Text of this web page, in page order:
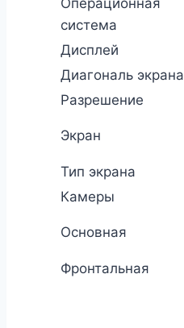
система
Дисплей
Диагональ экрана
Разрешение
Экран
Тип экрана
Камеры
Основная
Фронтальная